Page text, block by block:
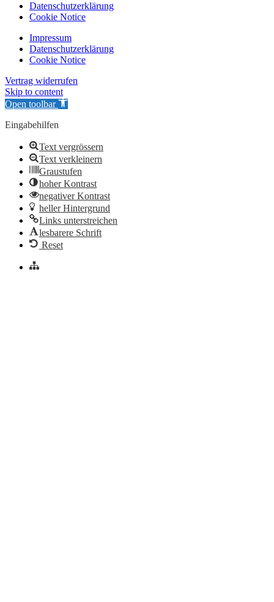
Datenschutzerklärung
Cookie Notice
Impressum
Datenschutzerklärung
Cookie Notice
Vertrag widerrufen
Skip to content
Open toolbar
Eingabehilfen
Text vergrössern
Text verkleinern
Graustufen
hoher Kontrast
negativer Kontrast
heller Hintergrund
Links unterstreichen
lesbarere Schrift
Reset